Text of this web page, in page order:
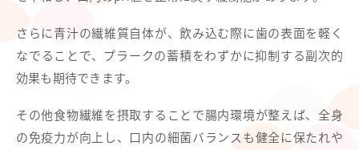
さらに青汁の繊維質自体が、飲み込む際に歯の表面を軽く
なでることで、プラークの蓄積をわずかに抑制する副次的
効果も期待できます。
その他食物繊維を摂取することで腸内環境が整えば、全身
の免疫力が向上し、口内の細菌バランスも健全に保たれや